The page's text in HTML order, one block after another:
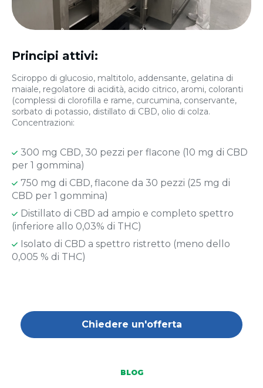
Principi attivi:
Sciroppo di glucosio, maltitolo, addensante, gelatina di
maiale, regolatore di acidità, acido citrico, aromi, coloranti
(complessi di clorofilla e rame, curcumina, conservante,
sorbato di potassio, distillato di CBD, olio di colza.
Concentrazioni:
300 mg СBD, 30 pezzi per flacone (10 mg di CBD
per 1 gommina)
750 mg di CBD, flacone da 30 pezzi (25 mg di
CBD per 1 gommina)
Distillato di CBD ad ampio e completo spettro
(inferiore allo 0,03% di THC)
Isolato di CBD a spettro ristretto (meno dello
0,005 % di THC)
Chiedere un'offerta
BLOG